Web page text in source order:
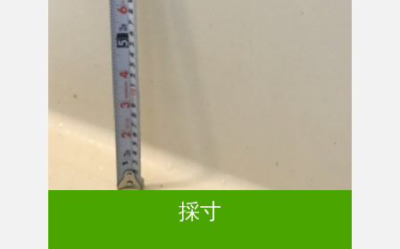
採寸